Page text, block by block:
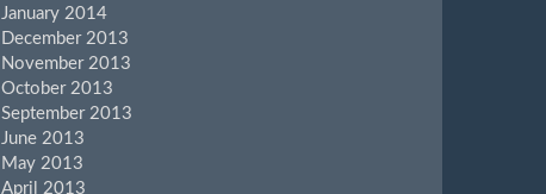
January 2014
December 2013
November 2013
October 2013
September 2013
June 2013
May 2013
April 2013